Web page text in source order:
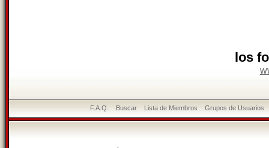
los
F.A.Q. Buscar Lista de Miembros Grupos de Usuarios